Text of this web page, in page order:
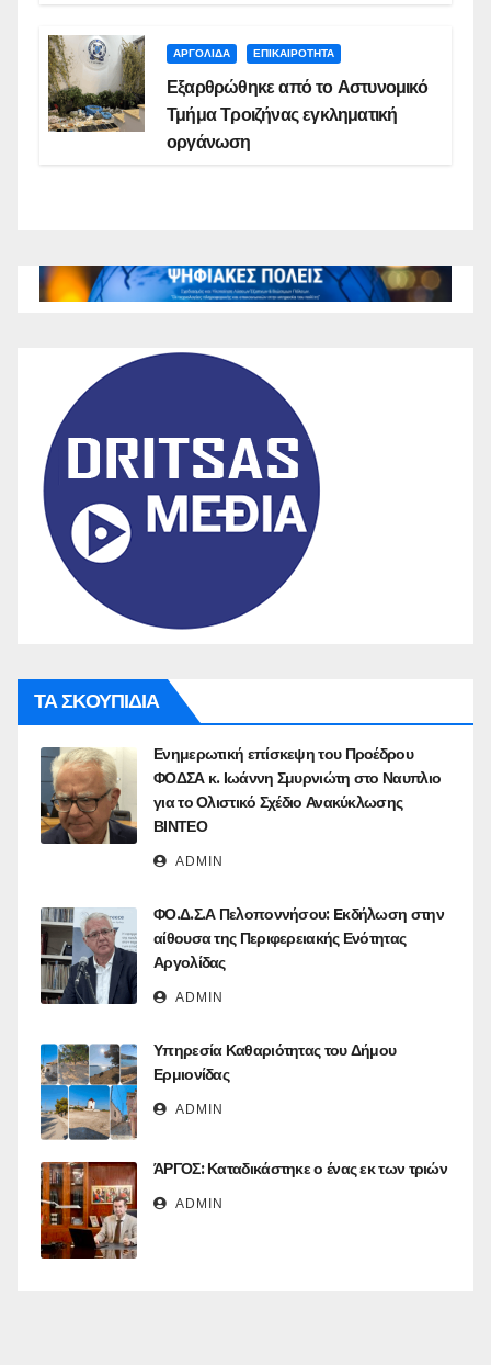
ΑΡΓΟΛΙΔΑ ΕΠΙΚΑΙΡΟΤΗΤΑ
Εξαρθρώθηκε από το Αστυνομικό
Τμήμα Τροιζήνας εγκληματική
οργάνωση
ΤΑ ΣΚΟΥΠΙΔΙΑ
Ενημερωτική επίσκεψη του Προέδρου
ΦΟΔΣΑ κ. Ιωάννη Σμυρνιώτη στο Ναυπλιο
για το Ολιστικό Σχέδιο Ανακύκλωσης
ΒΙΝΤΕΟ
ADMIN
ΦΟ.Δ.Σ.Α Πελοποννήσου: Eκδήλωση στην
αίθουσα της Περιφερειακής Ενότητας
Αργολίδας
ADMIN
Υπηρεσία Καθαριότητας του Δήμου
Ερμιονίδας
ADMIN
ΆΡΓΟΣ: Καταδικάστηκε ο ένας εκ των τριών
ADMIN